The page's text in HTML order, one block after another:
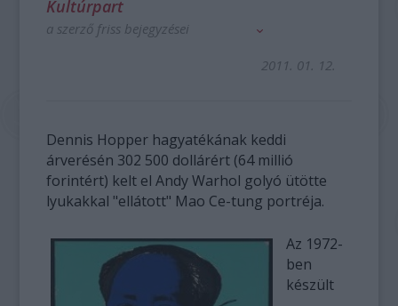
Kultúrpart
a szerző friss bejegyzései
2011. 01. 12.
Dennis Hopper hagyatékának keddi
árverésén 302 500 dollárért (64 millió
forintért) kelt el Andy Warhol golyó ütötte
lyukakkal "ellátott" Mao Ce-tung portréja.
Az 1972-
ben
készült